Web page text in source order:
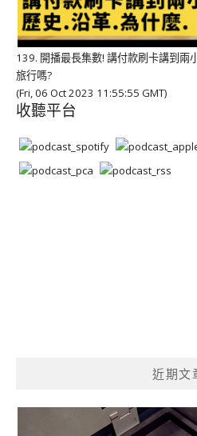
139. 開播最長集數! 講付款刷卡講到兩
旅行嗎?
(Fri, 06 Oct 2023 11:55:55 GMT)
收聽平台
近期文